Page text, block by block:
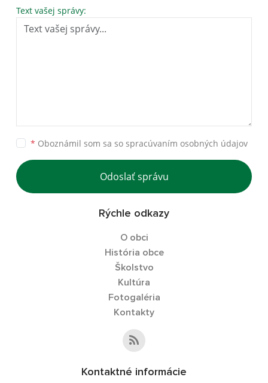
Text vašej správy:
* Oboznámil som sa so spracúvaním osobných údajov
Odoslať správu
Rýchle odkazy
O obci
História obce
Školstvo
Kultúra
Fotogaléria
Kontakty
Kontaktné informácie